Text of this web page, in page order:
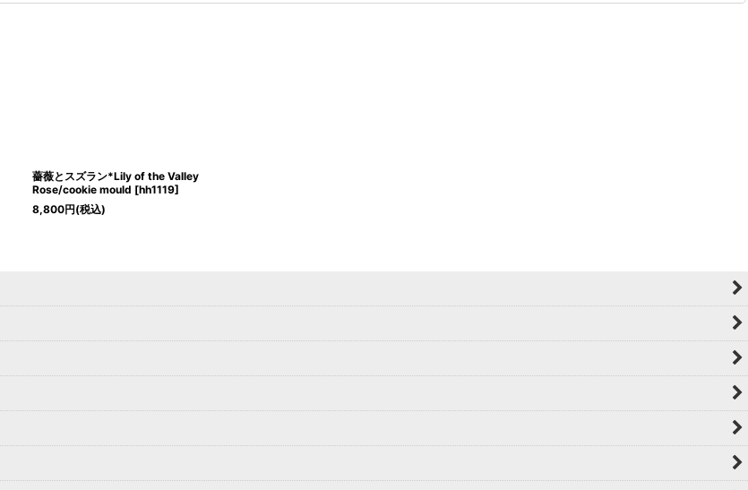
薔薇とスズラン*Lily of the Valley
Rose/cookie mould [hh1119]
8,800円(税込)